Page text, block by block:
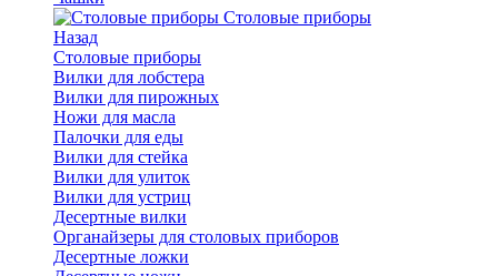
Cтоловые приборы
Назад
Cтоловые приборы
Вилки для лобстера
Вилки для пирожных
Ножи для масла
Палочки для еды
Вилки для стейка
Вилки для улиток
Вилки для устриц
Десертные вилки
Органайзеры для столовых приборов
Десертные ложки